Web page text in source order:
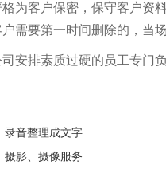
格为客户保密，保守客户资
需要第一时间删除的，当场
安排素质过硬的员工专门
录音整理成文字
摄影、摄像服务